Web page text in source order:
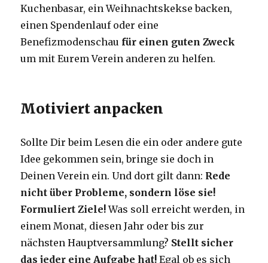
Kuchenbasar, ein Weihnachtskekse backen,
einen Spendenlauf oder eine
Benefizmodenschau für einen guten Zweck
um mit Eurem Verein anderen zu helfen.
Motiviert anpacken
Sollte Dir beim Lesen die ein oder andere gute
Idee gekommen sein, bringe sie doch in
Deinen Verein ein. Und dort gilt dann: Rede
nicht über Probleme, sondern löse sie!
Formuliert Ziele!Was soll erreicht werden, in
einem Monat, diesen Jahr oder bis zur
nächsten Hauptversammlung? Stellt sicher
das jeder eine Aufgabe hat! Egal ob es sich